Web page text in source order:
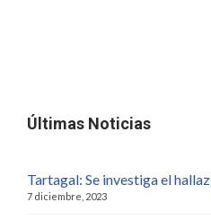
Últimas Noticias
Tartagal: Se investiga el
7 diciembre, 2023